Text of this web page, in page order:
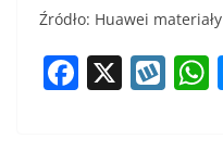
Źródło: Huawei
F X W